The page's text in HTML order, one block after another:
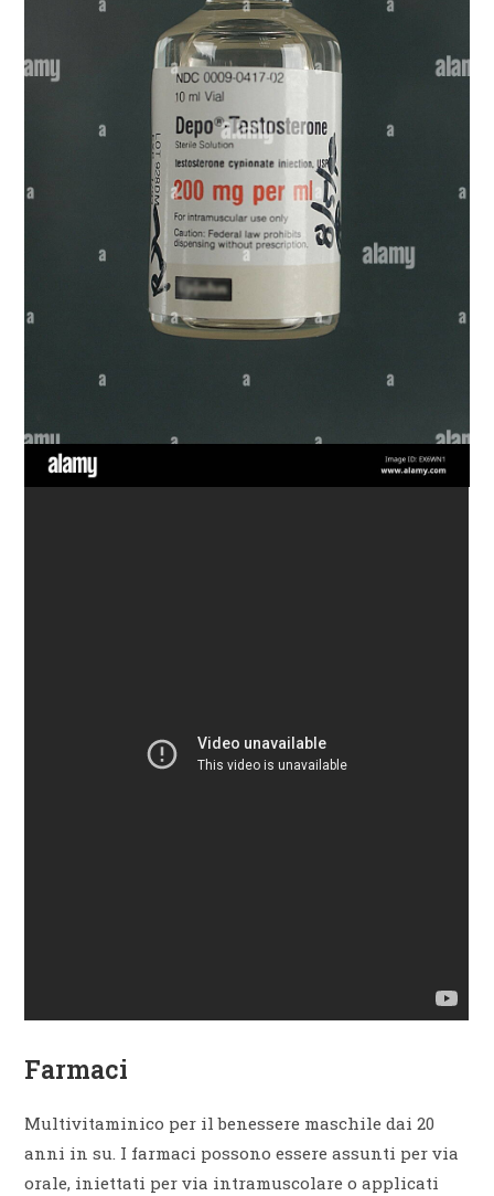
Farmaci
Multivitaminico per il benessere maschile dai 20
anni in su. I farmaci possono essere assunti per via
orale, iniettati per via intramuscolare o applicati